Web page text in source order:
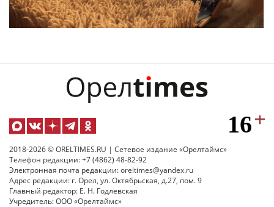
2018-2026 © ORELTIMES.RU | Сетевое издание «Орелтаймс»
Телефон редакции: +7 (4862) 48-82-92
Электронная почта редакции: oreltimes@yandex.ru
Адрес редакции: г. Орел, ул. Октябрьская, д.27, пом. 9
Главный редактор: Е. Н. Годлевская
Учредитель: ООО «Орелтаймс»